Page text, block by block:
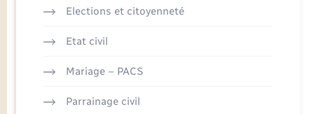
Elections et citoyenneté
Etat civil
Mariage – PACS
Parrainage civil